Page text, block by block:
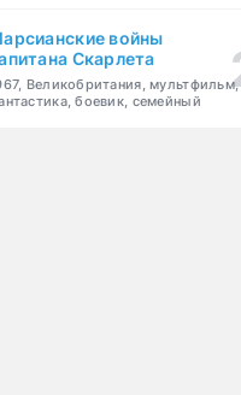
войны
Скарлета
Великобритания, мультфильм,
боевик, семейный